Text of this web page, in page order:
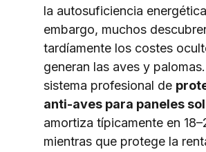
la autosuficiencia
embargo, muchos
tardíamente los costes
generan las aves y
sistema profesional de
anti-aves para paneles
amortiza típicamente en
mientras que protege la